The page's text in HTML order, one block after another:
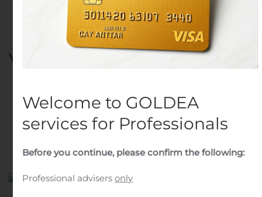
Kemira investoi useita
miljoonia euroja
Britanniassa
Written by Customer Service on October 24, 2019 . Posted
Welcome to GOLDEA
services for Professionals
Before you continue, please confirm the following:
Professional advisersonly